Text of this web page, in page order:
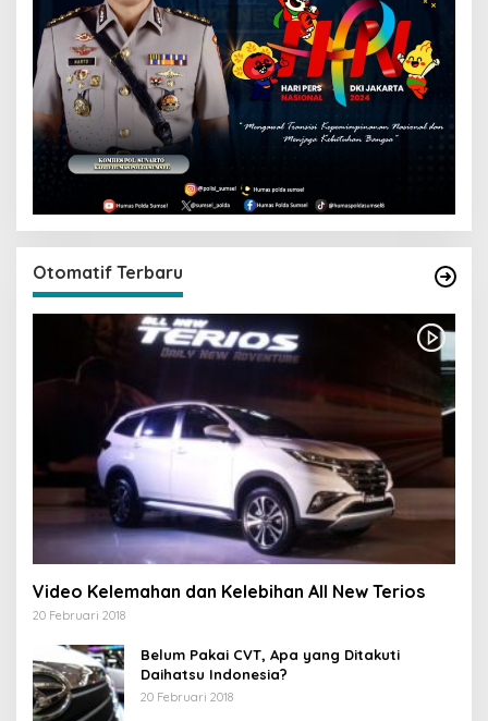
Otomatif Terbaru
Video Kelemahan dan Kelebihan All New Terios
20 Februari 2018
Belum Pakai CVT, Apa yang Ditakuti
Daihatsu Indonesia?
20 Februari 2018